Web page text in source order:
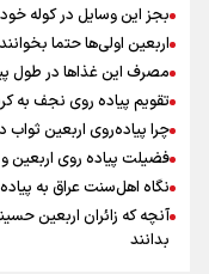
اینفو برنا / جدول
عراق
بجز این وسایل در کوله خود برای
اربعین اولی‌ها حتما
مصرف این غذاها در طول
تقویم پیاده روی نجف به کربلا اربعین
چرا پیاده‌روی اربعین ثواب
فضیلت پیاده روی
نگاه اهل‌سنت عراق به
بدانند